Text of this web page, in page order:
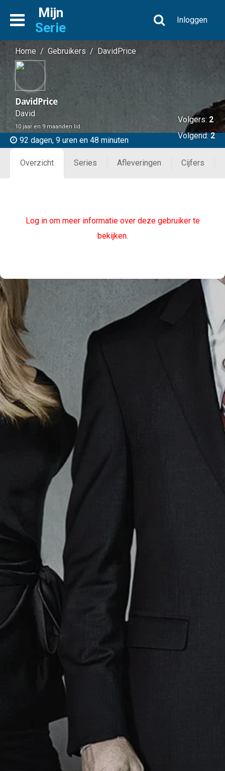
Mijn
Serie
Inloggen
Home / Gebruikers / DavidPrice
DavidPrice
David
10 jaar en 9 maanden lid
92 dagen, 9 uren en 48 minuten
Volgers: 2
Volgend:2
Overzicht Series Afleveringen Cijfers
Log in om meer informatie over deze gebruiker te
bekijken.